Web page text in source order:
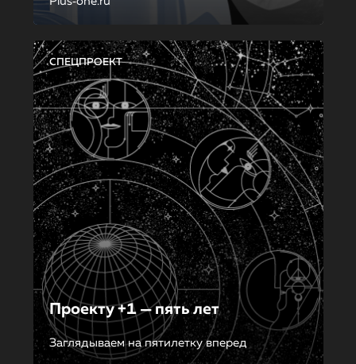
СПЕЦПРОЕКТ
Проекту +1 — пять лет
Заглядываем на пятилетку вперед